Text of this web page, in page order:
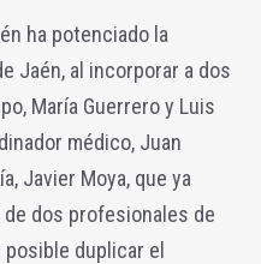
ha potenciado la
Jaén, al incorporar a dos
María Guerrero y Luis
médico, Juan
Javier Moya, que ya
dos profesionales de
posible duplicar el